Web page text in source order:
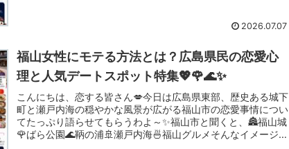
2026.07.07
福山女性にモテる方法とは？広島県民の恋愛心
理と人気デートスポット特集💖🌹🌊✨
こんにちは、恋する皆さん💋今日は広島県東部、歴史ある城下
町と瀬戸内海の穏やかな風景が広がる福山市の恋愛事情につい
てたっぷり語らせてもらうわよ～✨福山市と聞くと、🏯福山城
🌹ばら公園🌊鞆の浦🚢瀬戸内海🍜福山グルメそんなイメージを